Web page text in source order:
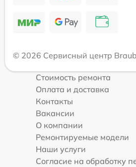
© 2026 Сервисный центр
Стоимость ремонта
Оплата и доставка
Контакты
Вакансии
О компании
Ремонтируемые модели
Наши услуги
Согласие на обработку